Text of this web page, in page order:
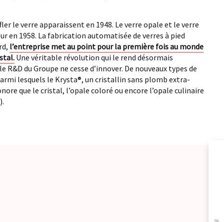
le verre apparaissent en 1948. Le verre opale et le verre
en 1958. La fabrication automatisée de verres à pied
l’entreprise met au point pour la première fois au monde
Une véritable révolution qui le rend désormais
R&D du Groupe ne cesse d’innover. De nouveaux types de
lesquels le Krysta®, un cristallin sans plomb extra-
que le cristal, l’opale coloré ou encore l’opale culinaire